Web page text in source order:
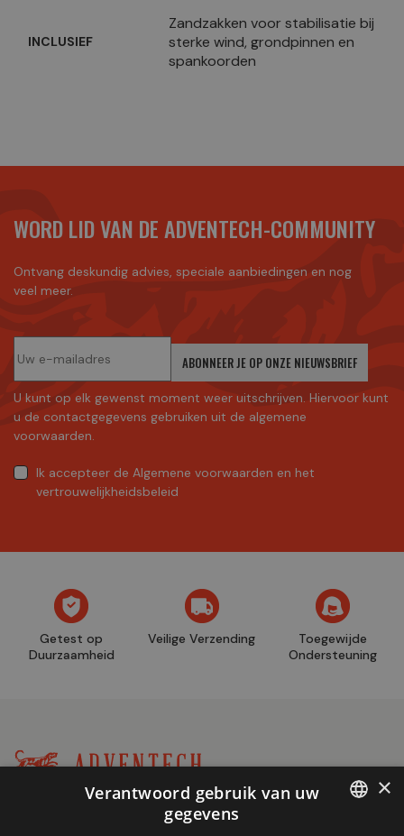
INCLUSIEF
Zandzakken voor stabilisatie bij
sterke wind, grondpinnen en
spankoorden
WORD LID VAN DE ADVENTECH-COMMUNITY
Ontvang deskundig advies, speciale aanbiedingen en nog
veel meer.
ABONNEER JE OP ONZE NIEUWSBRIEF
U kunt op elk gewenst moment weer uitschrijven. Hiervoor kunt
u de contactgegevens gebruiken uit de algemene
voorwaarden.
Ik accepteer de Algemene voorwaarden en het
vertrouwelijkheidsbeleid
Getest op
Duurzaamheid
Veilige Verzending
Toegewijde
Ondersteuning
×
Verantwoord gebruik van uw
gegevens